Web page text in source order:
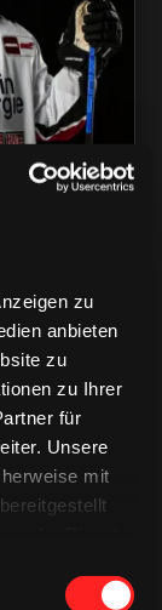
zu
anbieten
zu
zu Ihrer
für
Unsere
mit